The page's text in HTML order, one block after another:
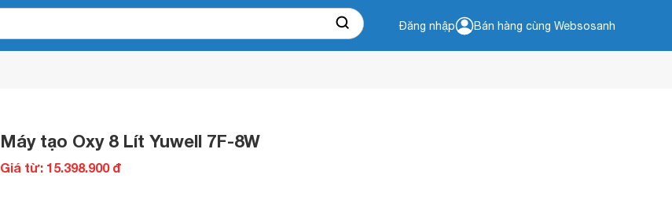
Đăng nhập Bán hàng cùng Websosanh
Máy tạo Oxy 8 Lít Yuwell 7F-8W
Giá từ: 15.398.900 đ